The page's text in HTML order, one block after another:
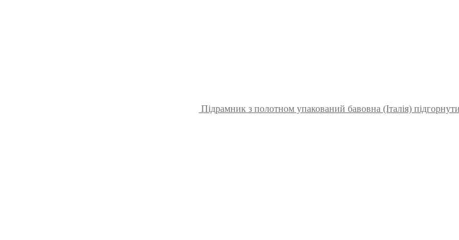
Підрамник з полотном упакований бавовна (Італія)